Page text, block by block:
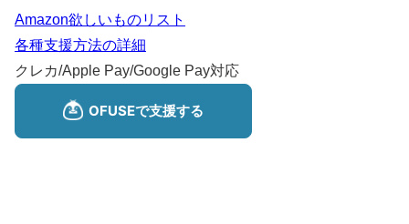
Amazon欲しいものリスト
各種支援方法の詳細
クレカ/Apple Pay/Google Pay対応